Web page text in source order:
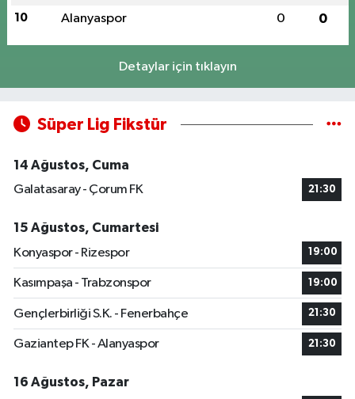
10 Alanyaspor 0 0
Detaylar için tıklayın
Süper Lig Fikstür
14 Ağustos, Cuma
Galatasaray - Çorum FK
21:30
15 Ağustos, Cumartesi
Konyaspor - Rizespor
19:00
Kasımpaşa - Trabzonspor 19:00
Gençlerbirliği S.K. - Fenerbahçe 21:30
Gaziantep FK - Alanyaspor 21:30
16 Ağustos, Pazar